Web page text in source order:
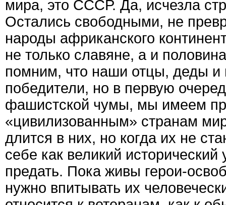
мира, это СССР. Да, исчезла
Остались свободными, не
народы африканского
не только славяне, а и
помним, что наши отцы, деды и
победители, но в первую
фашистской чумы, мы имеем
«цивилизованным» странам
длится в них, но когда их не
себе как великий
предать. Пока живы герои-
нужно впитывать их